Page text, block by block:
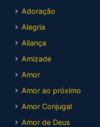
Adoração
Alegria
Aliança
Amizade
Amor
Amor ao próximo
Amor Conjugal
Amor de Deus